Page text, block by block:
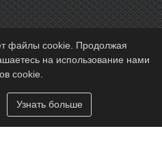
«Энергоснабмонтаж»
site-support.by
and the Google
файлы cookie. Продолжая
на использование нами
cookie.
Узнать больше